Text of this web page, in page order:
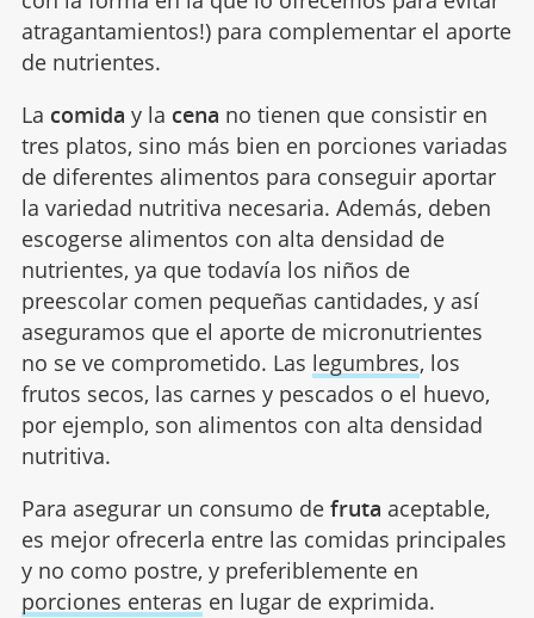
atragantamientos!) para complementar el aporte
de nutrientes.
La comida y la cena no tienen que consistir en
tres platos, sino más bien en porciones variadas
de diferentes alimentos para conseguir aportar
la variedad nutritiva necesaria. Además, deben
escogerse alimentos con alta densidad de
nutrientes, ya que todavía los niños de
preescolar comen pequeñas cantidades, y así
aseguramos que el aporte de micronutrientes
no se ve comprometido. Las legumbres, los
frutos secos, las carnes y pescados o el huevo,
por ejemplo, son alimentos con alta densidad
nutritiva.
Para asegurar un consumo de fruta aceptable,
es mejor ofrecerla entre las comidas principales
y no como postre, y preferiblemente en
porciones enteras en lugar de exprimida.